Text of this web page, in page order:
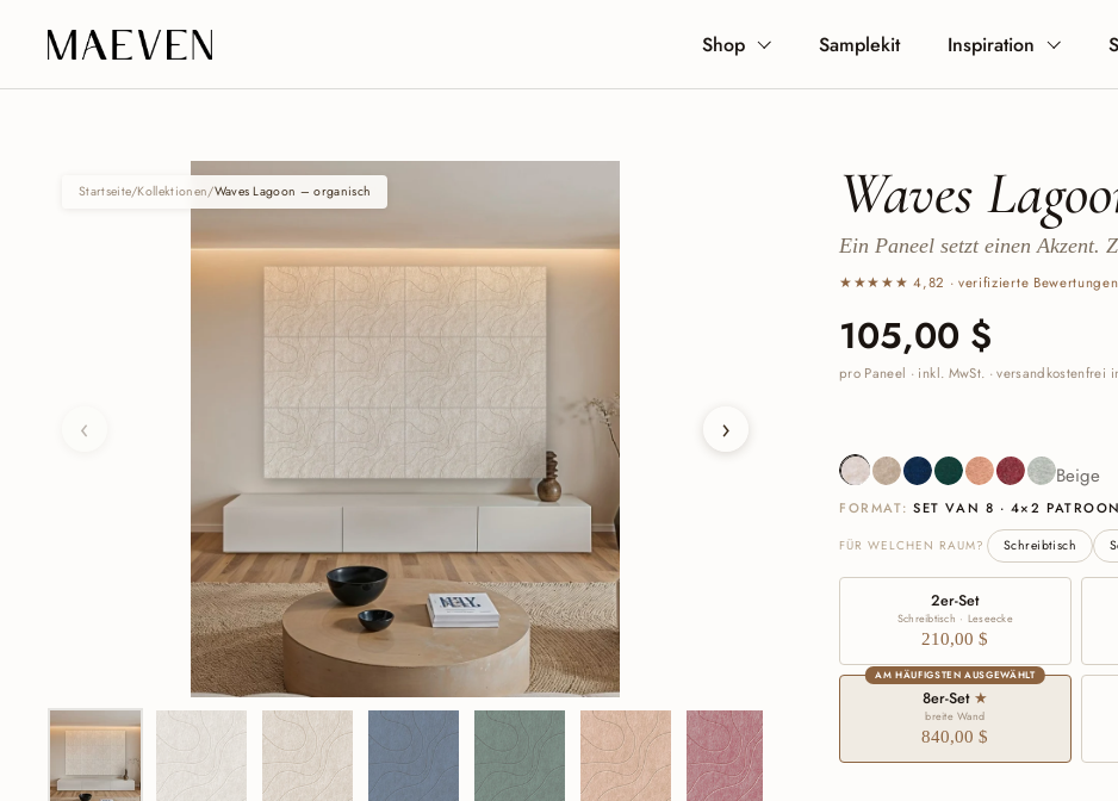
Shop Samplekit Inspiration
Startseite/Kollektionen/Waves Lagoon – organisch
‹ ›
Waves
Ein Paneel setzt einen Akzent.
★★★★★ 4,82 · verifizierte Bewertungen
Preis:
105,00 $
pro Paneel · inkl. MwSt. ·
BeigeSandNavyDeep Green
CognacBurgundy
SageBeige
FORMAT:SET VAN 8 · 4×2
FÜR WELCHEN RAUM? Schreibtisch
2er-Set
Schreibtisch · Leseecke
210,00 $
AM HÄUFIGSTEN AUSGEWÄHLT
8er-Set ★
breite Wand
840,00 $